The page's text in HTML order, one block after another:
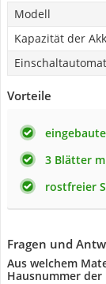
Modell
Kapazität der
Vorteile
3 Blätter
rostfreier
Fragen und
Aus welchem
Hausnummer der